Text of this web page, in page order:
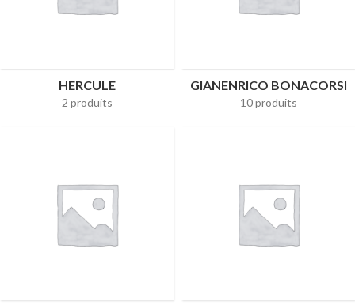
HERCULE
2 produits
GIANENRICO BONACORSI
10 produits